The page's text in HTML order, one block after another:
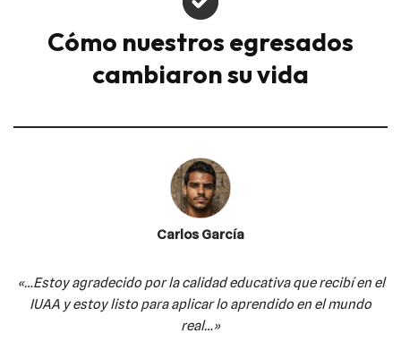
Cómo nuestros egresados
cambiaron su vida
Carlos García
«…Estoy agradecido por la calidad educativa que recibí en el
IUAA y estoy listo para aplicar lo aprendido en el mundo
real…»